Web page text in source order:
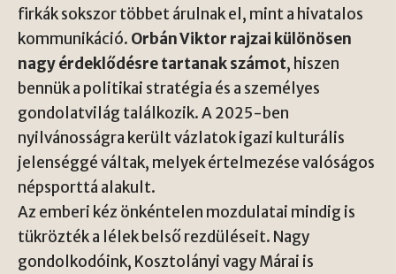
firkák sokszor többet árulnak el, mint a hivatalos
kommunikáció. Orbán Viktor rajzai különösen
nagy érdeklődésre tartanak számot, hiszen
bennük a politikai stratégia és a személyes
gondolatvilág találkozik. A 2025-ben
nyilvánosságra került vázlatok igazi kulturális
jelenséggé váltak, melyek értelmezése valóságos
népsporttá alakult.
Az emberi kéz önkéntelen mozdulatai mindig is
tükrözték a lélek belső rezdüléseit. Nagy
gondolkodóink, Kosztolányi vagy Márai is